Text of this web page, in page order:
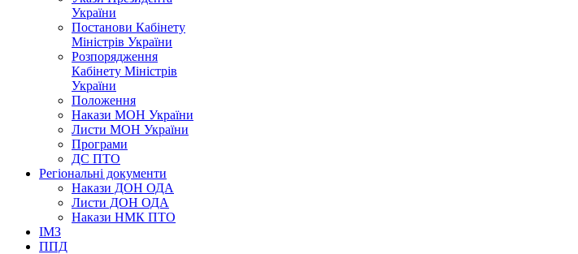
України
Постанови Кабінету
Міністрів України
Розпорядження
Кабінету Міністрів
України
Положення
Накази МОН України
Листи МОН України
Програми
ДС ПТО
Регіональні документи
Накази ДОН ОДА
Листи ДОН ОДА
Накази НМК ПТО
ІМЗ
ППД